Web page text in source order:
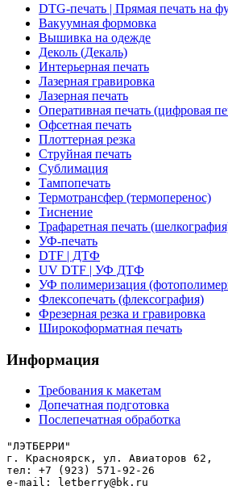
DTG-печать | Прямая печать на
Вакуумная формовка
Вышивка на одежде
Деколь (Декаль)
Интерьерная печать
Лазерная гравировка
Лазерная печать
Оперативная печать (цифровая
Офсетная печать
Плоттерная резка
Струйная печать
Сублимация
Тампопечать
Термотрансфер (термоперенос)
Тиснение
Трафаретная печать
УФ-печать
DTF | ДТФ
UV DTF | УФ ДТФ
УФ полимеризация
Флексопечать (флексография)
Фрезерная резка и гравировка
Широкоформатная печать
Информация
Требования к макетам
Допечатная подготовка
Послепечатная обработка
"ЛЭТБЕРРИ"
г. Красноярск, ул. Авиаторов 62,
тел: +7 (923) 571-92-26
e-mail: letberry@bk.ru